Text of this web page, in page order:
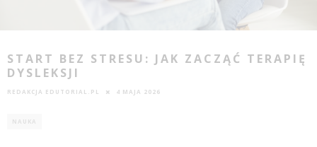
START BEZ STRESU: JAK ZACZĄĆ TERAPIĘ
DYSLEKSJI
REDAKCJA EDUTORIAL.PL 4 MAJA 2026
NAUKA